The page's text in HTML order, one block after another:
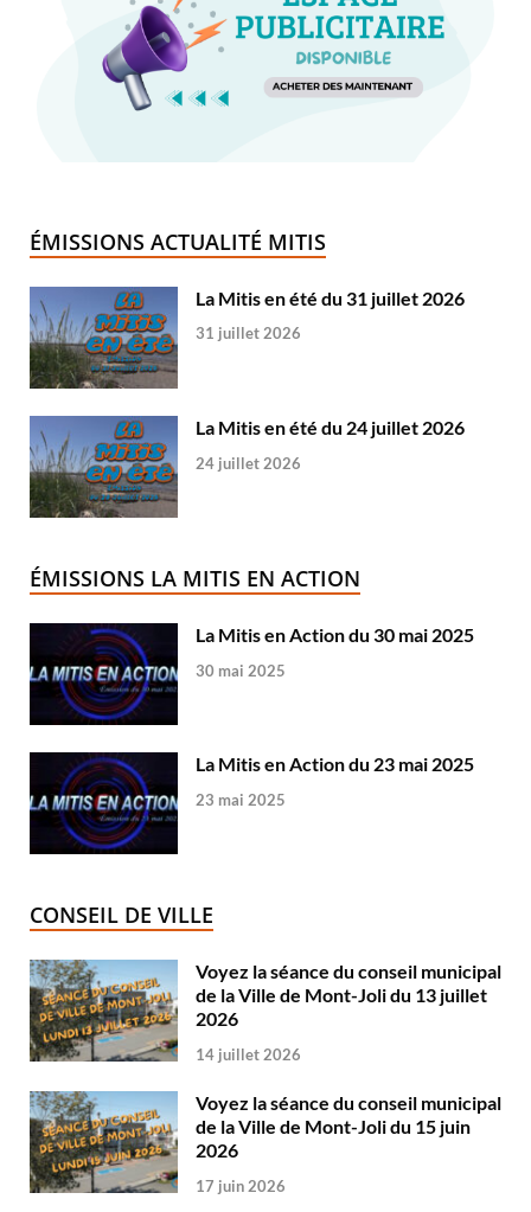
ÉMISSIONS ACTUALITÉ MITIS
La Mitis en été du 31 juillet 2026
31 juillet 2026
La Mitis en été du 24 juillet 2026
24 juillet 2026
ÉMISSIONS LA MITIS EN ACTION
La Mitis en Action du 30 mai 2025
30 mai 2025
La Mitis en Action du 23 mai 2025
23 mai 2025
CONSEIL DE VILLE
Voyez la séance du conseil municipal
de la Ville de Mont-Joli du 13 juillet
2026
14 juillet 2026
Voyez la séance du conseil municipal
de la Ville de Mont-Joli du 15 juin
2026
17 juin 2026